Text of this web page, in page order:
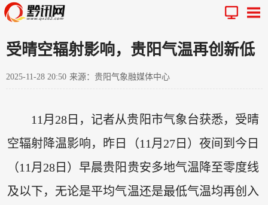
受晴空辐射影响，贵阳气温再创新低
2025-11-28 20:50 来源：贵阳气象融媒体中心
11月28日，记者从贵阳市气象台获悉，受晴
空辐射降温影响，昨日（11月27日）夜间到今日
（11月28日）早晨贵阳贵安多地气温降至零度线
及以下，无论是平均气温还是最低气温均再创入